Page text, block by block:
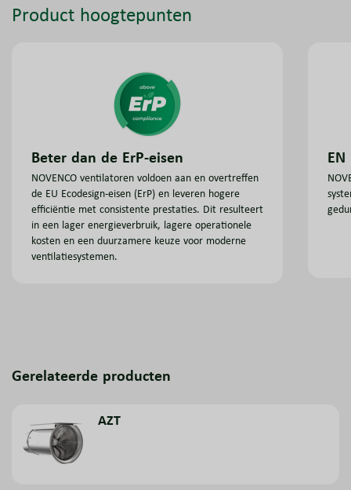
Product hoogtepunten
Beter dan de ErP-eisen
NOVENCO ventilatoren voldoen aan en overtreffen
de EU Ecodesign-eisen (ErP) en leveren hogere
efficiëntie met consistente prestaties. Dit resulteert
in een lager energieverbruik, lagere operationele
kosten en een duurzamere keuze voor moderne
ventilatiesystemen.
Gerelateerde producten
AZT